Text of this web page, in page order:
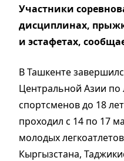
Участники
дисциплинах,
и эстафетах,
В Ташкенте
Центральной Азии по
спортсменов до 18
проходил с 14 по 17
молодых
Кыргызстана,